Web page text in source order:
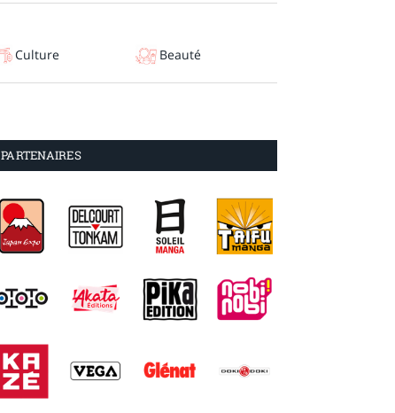
Culture Beauté
PARTENAIRES